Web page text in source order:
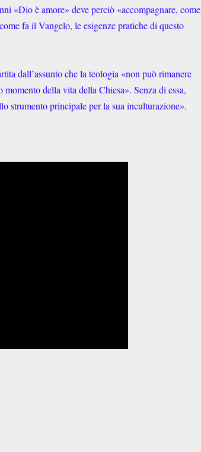
«Dio è amore» deve perciò «accompagnare, come
fa il Vangelo, le esigenze pratiche di questo
dall’assunto che la teologia «non può rimanere
della vita della Chiesa». Senza di essa,
strumento principale per la sua inculturazione».